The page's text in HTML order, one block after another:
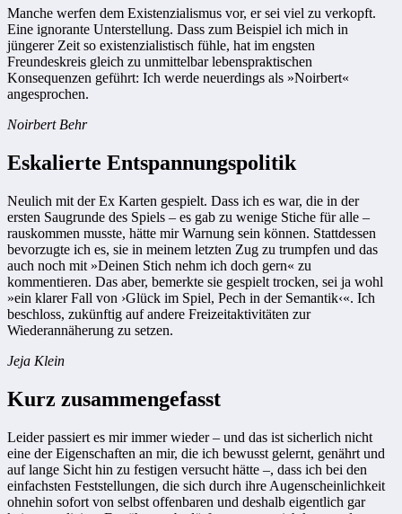
Manche werfen dem Existenzialismus vor, er sei viel zu verkopft.
Eine ignorante Unterstellung. Dass zum Beispiel ich mich in
jüngerer Zeit so existenzialistisch fühle, hat im engsten
Freundeskreis gleich zu unmittelbar lebenspraktischen
Konsequenzen geführt: Ich werde neuerdings als »Noirbert«
angesprochen.
Noirbert Behr
Eskalierte Entspannungspolitik
Neulich mit der Ex Karten gespielt. Dass ich es war, die in der
ersten Saugrunde des Spiels – es gab zu wenige Stiche für alle –
rauskommen musste, hätte mir Warnung sein können. Stattdessen
bevorzugte ich es, sie in meinem letzten Zug zu trumpfen und das
auch noch mit »Deinen Stich nehm ich doch gern« zu
kommentieren. Das aber, bemerkte sie gespielt trocken, sei ja wohl
»ein klarer Fall von ›Glück im Spiel, Pech in der Semantik‹«. Ich
beschloss, zukünftig auf andere Freizeitaktivitäten zur
Wiederannäherung zu setzen.
Jeja Klein
Kurz zusammengefasst
Leider passiert es mir immer wieder – und das ist sicherlich nicht
eine der Eigenschaften an mir, die ich bewusst gelernt, genährt und
auf lange Sicht hin zu festigen versucht hätte –, dass ich bei den
einfachsten Feststellungen, die sich durch ihre Augenscheinlichkeit
ohnehin sofort von selbst offenbaren und deshalb eigentlich gar